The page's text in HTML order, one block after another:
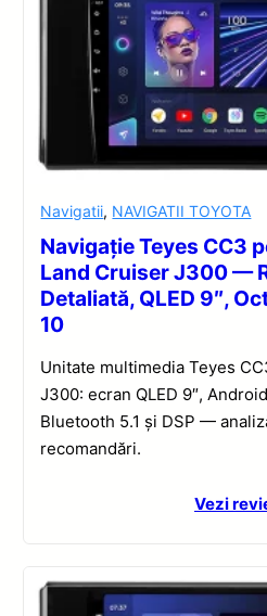
Navigatii, NAVIGATII TOYOTA
Navigație Teyes CC3
Land Cruiser J300 —
Detaliată, QLED 9″,
10
Unitate multimedia Teyes
J300: ecran QLED 9″,
Bluetooth 5.1 și DSP —
recomandări.
Vezi